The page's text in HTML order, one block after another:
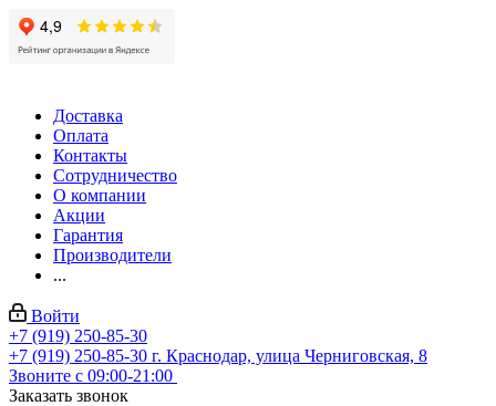
Доставка
Оплата
Контакты
Сотрудничество
О компании
Акции
Гарантия
Производители
...
Войти
+7 (919) 250-85-30
+7 (919) 250-85-30 г. Краснодар, улица Черниговская, 8
Звоните с 09:00-21:00
Заказать звонок